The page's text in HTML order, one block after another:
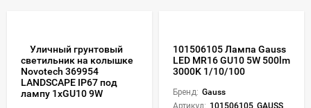
Уличный грунтовый
светильник на колышке
Novotech 369954
LANDSCAPE IP67 под
лампу 1xGU10 9W
101506105 Лампа Gauss
LED MR16 GU10 5W 500lm
3000K 1/10/100
Бренд: Gauss
Артикул: 101506105_GAUSS